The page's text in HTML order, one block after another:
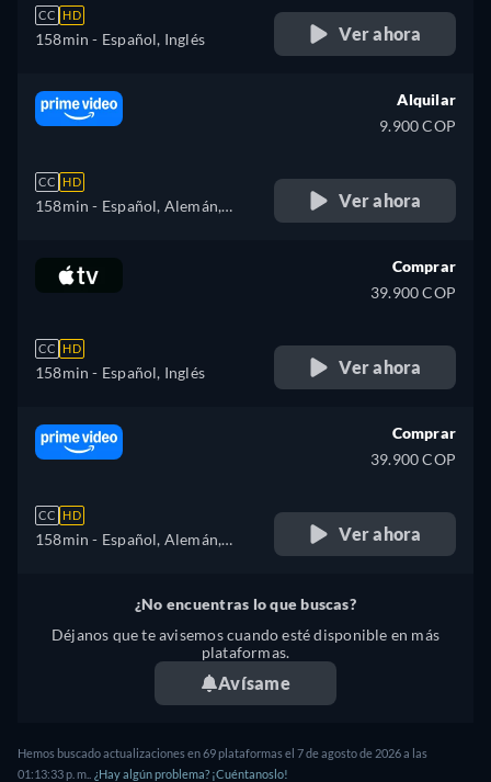
CC HD
158min - Español, Inglés Ver ahora
CC HD
158min - Español, Alemán,
Alquilar
9.900 COP
Ver ahora
CC HD
158min - Español, Inglés
Comprar
39.900 COP
Ver ahora
CC HD
158min - Español, Alemán,
Comprar
39.900 COP
Ver ahora
¿No encuentras lo que buscas?
Déjanos que te avisemos cuando esté disponible en más
plataformas.
Avísame
Hemos buscado actualizaciones en69plataformas el 7 de agosto de 2026a las
01:13:33 p. m.
¿Hay algún problema? ¡Cuéntanoslo!